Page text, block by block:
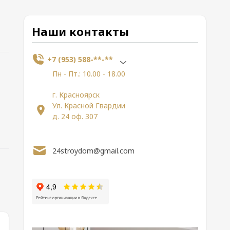
Наши контакты
+7 (953) 588-**-**
Пн - Пт.: 10.00 - 18.00
г. Красноярск
Ул. Красной Гвардии
д. 24 оф. 307
24stroydom@gmail.com